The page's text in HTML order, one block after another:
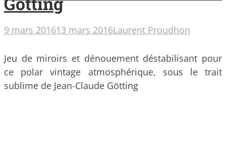
9 mars 201613 mars 2016Laurent Proudhon
Jeu de miroirs et dénouement déstabilisant pour
ce polar vintage atmosphérique, sous le trait
sublime de Jean-Claude Götting